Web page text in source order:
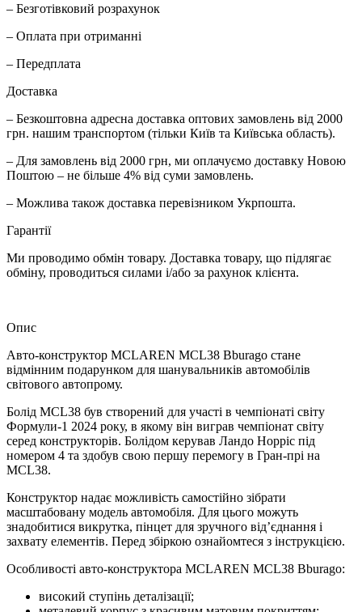
– Безготівковий розрахунок
– Оплата при отриманні
– Передплата
Доставка
– Безкоштовна адресна доставка оптових замовлень від 2000
грн. нашим транспортом (тільки Київ та Київська область).
– Для замовлень від 2000 грн, ми оплачуємо доставку Новою
Поштою – не більше 4% від суми замовлень.
– Можлива також доставка перевізником Укрпошта.
Гарантії
Ми проводимо обмін товару. Доставка товару, що підлягає
обміну, проводиться силами і/або за рахунок клієнта.
Опис
Авто-конструктор MCLAREN MCL38 Bburago стане
відмінним подарунком для шанувальників автомобілів
світового автопрому.
Болід MCL38 був створений для участі в чемпіонаті світу
Формули-1 2024 року, в якому він виграв чемпіонат світу
серед конструкторів. Болідом керував Ландо Норріс під
номером 4 та здобув свою першу перемогу в Гран-прі на
MCL38.
Конструктор надає можливість самостійно зібрати
масштабовану модель автомобіля. Для цього можуть
знадобитися викрутка, пінцет для зручного від’єднання і
захвату елементів. Перед збіркою ознайомтеся з інструкцією.
Особливості авто-конструктора MCLAREN MCL38 Bburago:
високий ступінь деталізації;